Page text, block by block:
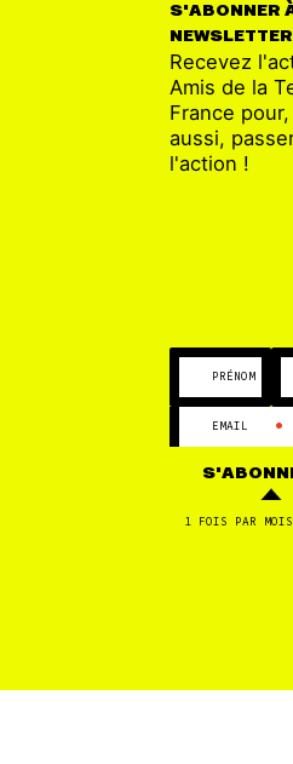
Entrepôt d’Amazon : le
la destruction du climat et
1 2
S'ABONNER
NEWSLETTER
Recevez
Amis de la
France
aussi,
l'action !
PRÉNOM
EMAIL •
1 FOIS PAR